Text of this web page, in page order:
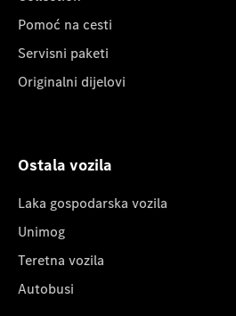
Pomoć na cesti
Servisni paketi
Originalni dijelovi
Ostala vozila
Laka gospodarska vozila
Unimog
Teretna vozila
Autobusi